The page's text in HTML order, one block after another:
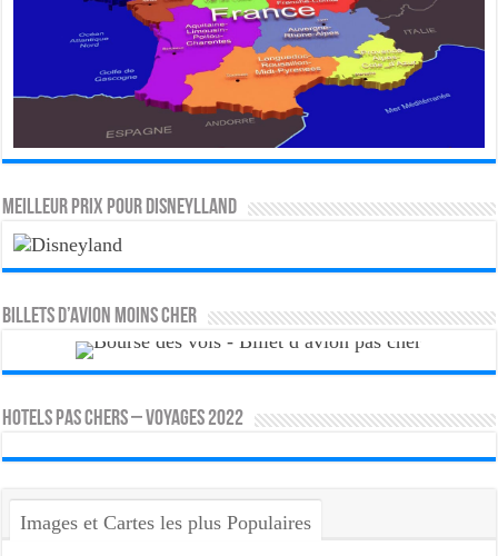
MEILLEUR PRIX POUR DISNEYLLAND
Billets d’avion moins cher
HOTELS PAS CHERS – VOYAGES 2022
Images et Cartes les plus Populaires